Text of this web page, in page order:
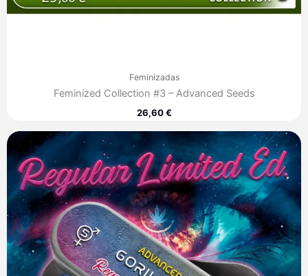
Feminizadas
Feminized Collection #3 – Advanced Seeds
26,60€